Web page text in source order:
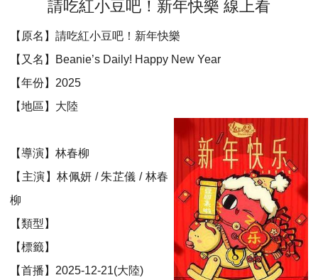
請吃紅小豆吧！新年快樂 線上看
【原名】請吃紅小豆吧！新年快樂
【又名】Beanie’s Daily! Happy New Year
【年份】2025
【地區】大陸
【導演】林春柳
【主演】林佩妍 / 朱芷儀 / 林春
柳
【類型】
【標籤】
【首播】2025-12-21(大陸)